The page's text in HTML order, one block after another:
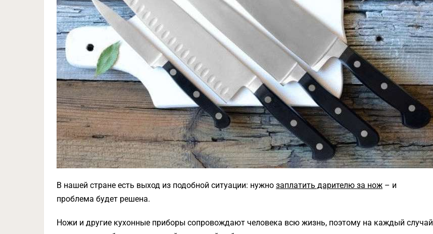
В нашей стране есть выход из подобной ситуации: нужно заплатить дарителю за нож – и
проблема будет решена.
Ножи и другие кухонные приборы сопровождают человека всю жизнь, поэтому на каждый случай